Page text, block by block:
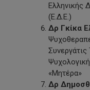
Ελληνικής
(Ε.Δ.Ε.)
Δρ Γκίκα
«Μητέρα»
Δρ